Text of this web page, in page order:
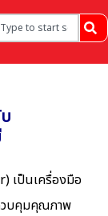
เป็นเครื่องมือ
บคุมคุณภาพ